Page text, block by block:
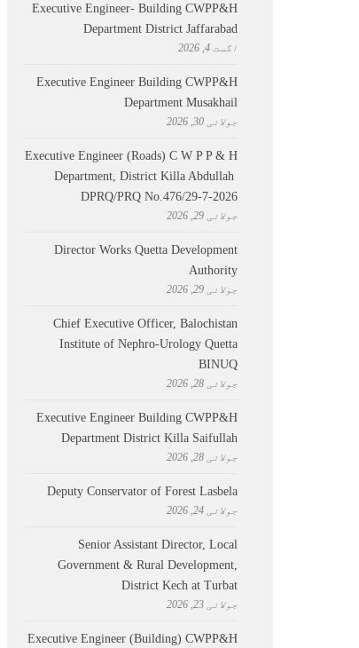
Executive Engineer- Building CWPP&H
Department District Jaffarabad
اگست 4, 2026
Executive Engineer Building CWPP&H
Department Musakhail
جولائی 30, 2026
Executive Engineer (Roads) C W P P & H
Department, District Killa Abdullah ​
DPRQ/PRQ No.476/29-7-2026
جولائی 29, 2026
Director Works Quetta Development
Authority
جولائی 29, 2026
Chief Executive Officer, Balochistan
Institute of Nephro-Urology Quetta
BINUQ
جولائی 28, 2026
Executive Engineer Building CWPP&H
Department District Killa Saifullah
جولائی 28, 2026
Deputy Conservator of Forest Lasbela
جولائی 24, 2026
Senior Assistant Director, Local
Government & Rural Development,
District Kech at Turbat
جولائی 23, 2026
Executive Engineer (Building) CWPP&H